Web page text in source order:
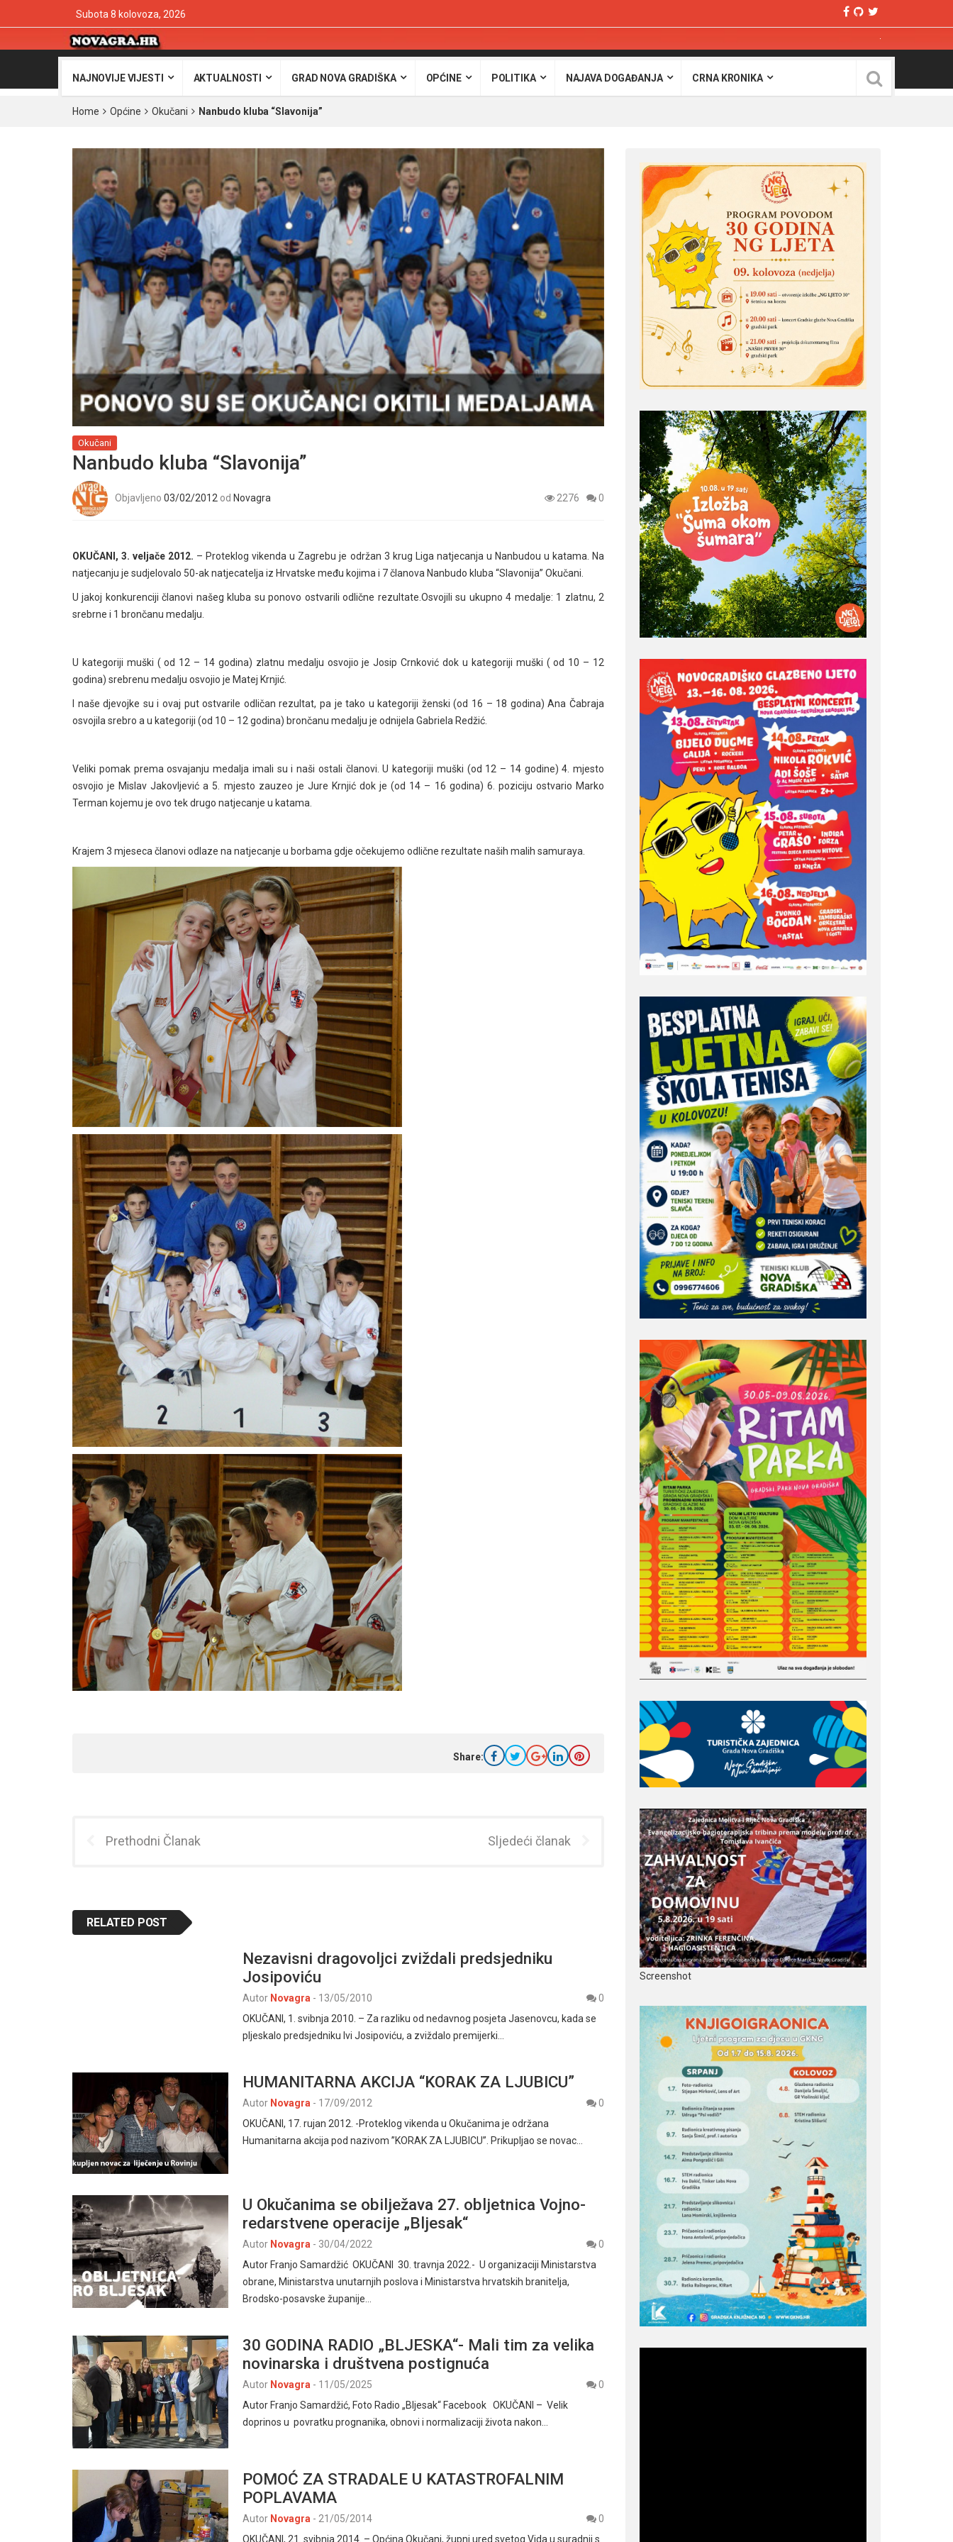
Subota 8 kolovoza, 2026
NAJNOVIJE VIJESTI AKTUALNOSTI GRAD NOVA GRADIŠKA OPĆINE POLITIKA NAJAVA DOGAĐANJA CRNA KRONIKA
Home Općine Okučani Nanbudo kluba “Slavonija”
Okučani
Nanbudo kluba “Slavonija”
Objavljeno 03/02/2012 od Novagra 2276 0
OKUČANI, 3. veljače 2012. – Proteklog vikenda u Zagrebu je održan 3 krug Liga natjecanja u Nanbudou u katama. Na
natjecanju je sudjelovalo 50-ak natjecatelja iz Hrvatske među kojima i 7 članova Nanbudo kluba “Slavonija” Okučani.
U jakoj konkurenciji članovi našeg kluba su ponovo ostvarili odlične rezultate.Osvojili su ukupno 4 medalje: 1 zlatnu, 2
srebrne i 1 brončanu medalju.
U kategoriji muški ( od 12 – 14 godina) zlatnu medalju osvojio je Josip Crnković dok u kategoriji muški ( od 10 – 12
godina) srebrenu medalju osvojio je Matej Krnjić.
I naše djevojke su i ovaj put ostvarile odličan rezultat, pa je tako u kategoriji ženski (od 16 – 18 godina) Ana Čabraja
osvojila srebro a u kategoriji (od 10 – 12 godina) brončanu medalju je odnijela Gabriela Redžić.
Veliki pomak prema osvajanju medalja imali su i naši ostali članovi. U kategoriji muški (od 12 – 14 godine) 4. mjesto
osvojio je Mislav Jakovljević a 5. mjesto zauzeo je Jure Krnjić dok je (od 14 – 16 godina) 6. poziciju ostvario Marko
Terman kojemu je ovo tek drugo natjecanje u katama.
Krajem 3 mjeseca članovi odlaze na natjecanje u borbama gdje očekujemo odlične rezultate naših malih samuraya.
Share:
Prethodni Članak Sljedeći članak
RELATED POST
Nezavisni dragovoljci zviždali predsjedniku
Josipoviću
Autor Novagra - 13/05/2010
0
OKUČANI, 1. svibnja 2010. – Za razliku od nedavnog posjeta Jasenovcu, kada se
pljeskalo predsjedniku Ivi Josipoviću, a zviždalo premijerki…
HUMANITARNA AKCIJA “KORAK ZA LJUBICU”
Autor Novagra - 17/09/2012
0
OKUČANI, 17. rujan 2012. -Proteklog vikenda u Okučanima je održana
Humanitarna akcija pod nazivom ”KORAK ZA LJUBICU”. Prikupljao se novac…
U Okučanima se obilježava 27. obljetnica Vojno-
redarstvene operacije „Bljesak“
Autor Novagra - 30/04/2022
0
Autor Franjo Samardžić OKUČANI 30. travnja 2022.- U organizaciji Ministarstva
obrane, Ministarstva unutarnjih poslova i Ministarstva hrvatskih branitelja,
Brodsko-posavske županije…
30 GODINA RADIO „BLJESKA“- Mali tim za velika
novinarska i društvena postignuća
Autor Novagra - 11/05/2025
0
Autor Franjo Samardžić, Foto Radio „Bljesak“ Facebook OKUČANI – Velik
doprinos u povratku prognanika, obnovi i normalizaciji života nakon…
POMOĆ ZA STRADALE U KATASTROFALNIM
POPLAVAMA
Autor Novagra - 21/05/2014
0
OKUČANI, 21. svibnja 2014. – Općina Okučani, župni ured svetog Vida u suradnji s
Screenshot